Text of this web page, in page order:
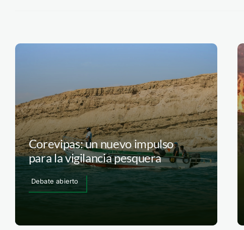
Corevipas: un nuevo impulso
para la vigilancia pesquera
Debate abierto